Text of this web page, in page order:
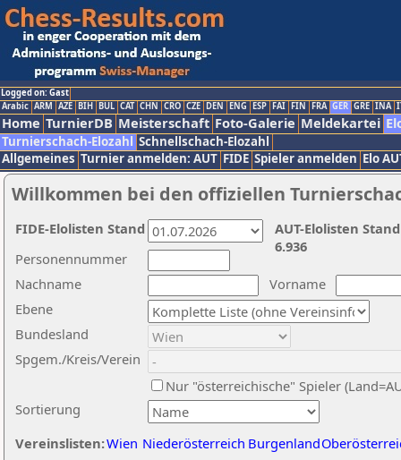
Logged on: Gast
Arabic ARM AZE BIH BUL CAT CHN CRO CZE DEN ENG ESP FAI FIN FRA GER GRE INA
Home TurnierDB Meisterschaft Foto-Galerie Meldekartei
Turnierschach-Elozahl Schnellschach-Elozahl
Allgemeines Turnier anmelden: AUT FIDE Spieler anmelden Elo
Willkommen bei den offiziellen
Nachname
Vorname
Ebene
Sortierung
Personennummer
Bundesland
Spgem./Kreis/Verein
Nur "österreichische" Spieler
Vereinslisten:Wien Niederösterreich Burgenland
AUT-Elolisten
6.936
FIDE-Elolisten Stand